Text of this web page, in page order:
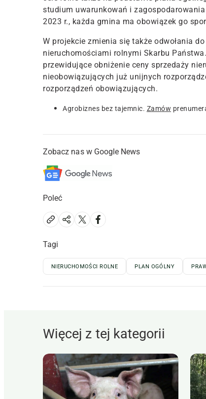
studium uwarunkowań i
2023 r., każda gmina ma obowiązek go
W projekcie zmienia się także odwołania
nieruchomościami rolnymi Skarbu
przewidujące obniżenie ceny sprzedaży
nieobowiązujących już unijnych
rozporządzeń obowiązujących.
Agrobiznes bez tajemnic. Zamów
Zobacz nas w Google News
Poleć
Tagi
NIERUCHOMOŚCI ROLNE PLAN OGÓLNY
Więcej z tej kategorii